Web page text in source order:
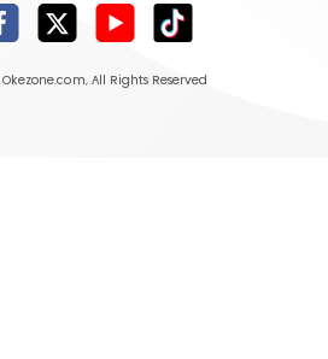
Okezone.com, All Rights Reserved